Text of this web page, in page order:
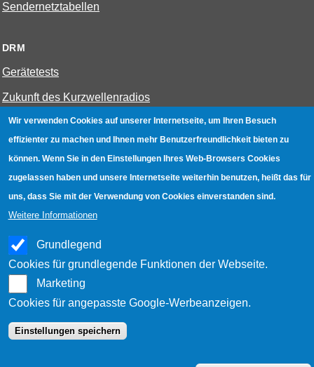
Sendernetztabellen
DRM
Gerätetests
Zukunft des Kurzwellenradios
W-LAN
Bestenliste
Gerätetests
Hotspot absichern
WLAN-Testbuch
Datenschutz| Impressum|Kontakt
Wir verwenden Cookies auf unserer Internetseite, um Ihren Besuch
effizienter zu machen und Ihnen mehr Benutzerfreundlichkeit bieten zu
können. Wenn Sie in den Einstellungen Ihres Web-Browsers Cookies
zugelassen haben und unsere Internetseite weiterhin benutzen, heißt das für
uns, dass Sie mit der Verwendung von Cookies einverstanden sind.
Weitere Informationen
Grundlegend
Cookies für grundlegende Funktionen der Webseite.
Marketing
Cookies für angepasste Google-Werbeanzeigen.
Einstellungen speichern